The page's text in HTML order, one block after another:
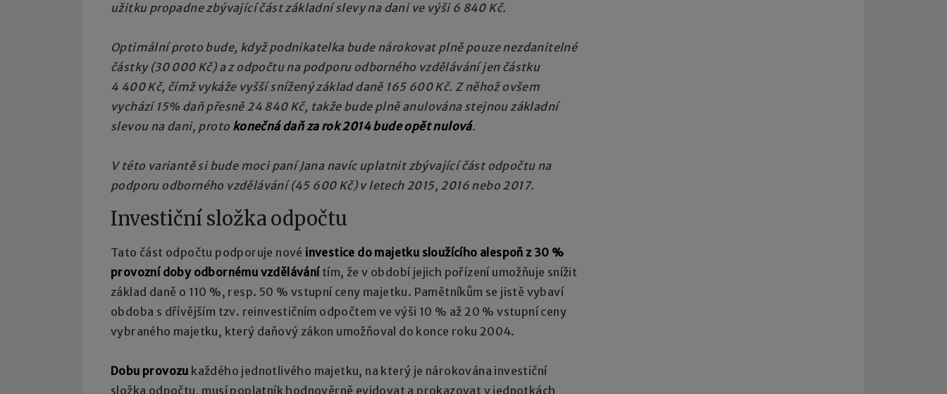
užitku propadne zbývající část základní slevy na dani ve výši 6 840 Kč.
Optimální proto bude, když podnikatelka bude nárokovat plně pouze nezdanitelné
částky (30 000 Kč) a z odpočtu na podporu odborného vzdělávání jen částku
4 400 Kč, čímž vykáže vyšší snížený základ daně 165 600 Kč. Z něhož ovšem
vychází 15% daň přesně 24 840 Kč, takže bude plně anulována stejnou základní
slevou na dani, proto konečná daň za rok 2014 bude opět nulová.
V této variantě si bude moci paní Jana navíc uplatnit zbývající část odpočtu na
podporu odborného vzdělávání (45 600 Kč) v letech 2015, 2016 nebo 2017.
Investiční složka odpočtu
Tato část odpočtu podporuje nové investice do majetku sloužícího alespoň z 30 %
provozní doby odbornému vzdělávánítím, že v období jejich pořízení umožňuje snížit
základ daně o 110 %, resp. 50 % vstupní ceny majetku. Pamětníkům se jistě vybaví
obdoba s dřívějším tzv. reinvestičním odpočtem ve výši 10 % až 20 % vstupní ceny
vybraného majetku, který daňový zákon umožňoval do konce roku 2004.
Dobu provozu každého jednotlivého majetku, na který je nárokována investiční
složka odpočtu, musí poplatník hodnověrně evidovat a prokazovat v jednotkách